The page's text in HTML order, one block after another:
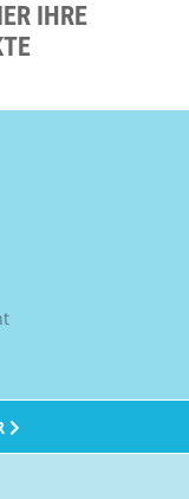
IHRE